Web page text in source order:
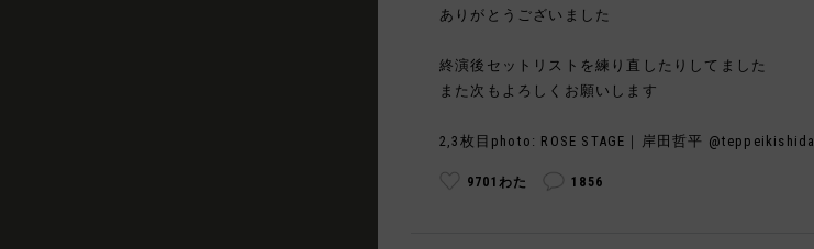
ありがとうございました
終演後セットリストを練り直したりしてました
また次もよろしくお願いします
2,3枚目photo: ROSE STAGE｜岸田哲平 @teppeikishida
9701わた 1856